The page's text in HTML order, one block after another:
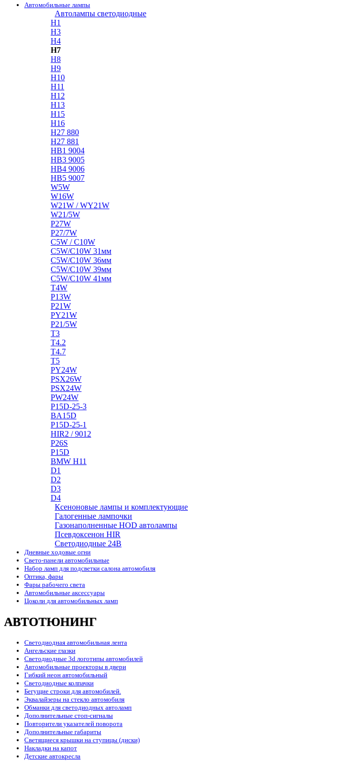
Автомобильные лампы
Автолампы светодиодные
H1
H3
H4
H7
H8
H9
H10
H11
H12
H13
H15
H16
H27 880
H27 881
HB1 9004
HB3 9005
HB4 9006
HB5 9007
W5W
W16W
W21W / WY21W
W21/5W
P27W
P27/7W
C5W / C10W
C5W/C10W 31мм
C5W/C10W 36мм
C5W/C10W 39мм
C5W/C10W 41мм
T4W
P13W
P21W
PY21W
P21/5W
T3
T4.2
T4.7
T5
PY24W
PSX26W
PSX24W
PW24W
P15D-25-3
BA15D
P15D-25-1
HIR2 / 9012
P26S
P15D
BMW H11
D1
D2
D3
D4
Ксеноновые лампы и комплектующие
Галогенные лампочки
Газонаполненные HOD автолампы
Псевдоксенон HIR
Cветодиодные 24B
Дневные ходовые огни
Свето-панели автомобильные
Набор ламп для подсветки салона автомобиля
Оптика, фары
Фары рабочего света
Автомобильные аксессуары
Цоколи для автомобильных ламп
АВТОТЮНИНГ
Светодиодная автомобильная лента
Ангельские глазки
Светодиодные 3d логотипы автомобилей
Автомобильные проекторы в двери
Гибкий неон автомобильный
Светодиодные колпачки
Бегущие строки для автомобилей.
Эквалайзеры на стекло автомобиля
Обманки для светодиодных автоламп
Дополнительные стоп-сигналы
Повторители указателей поворота
Дополнительные габариты
Светящиеся крышки на ступицы (диски)
Накладки на капот
Детские автокресла